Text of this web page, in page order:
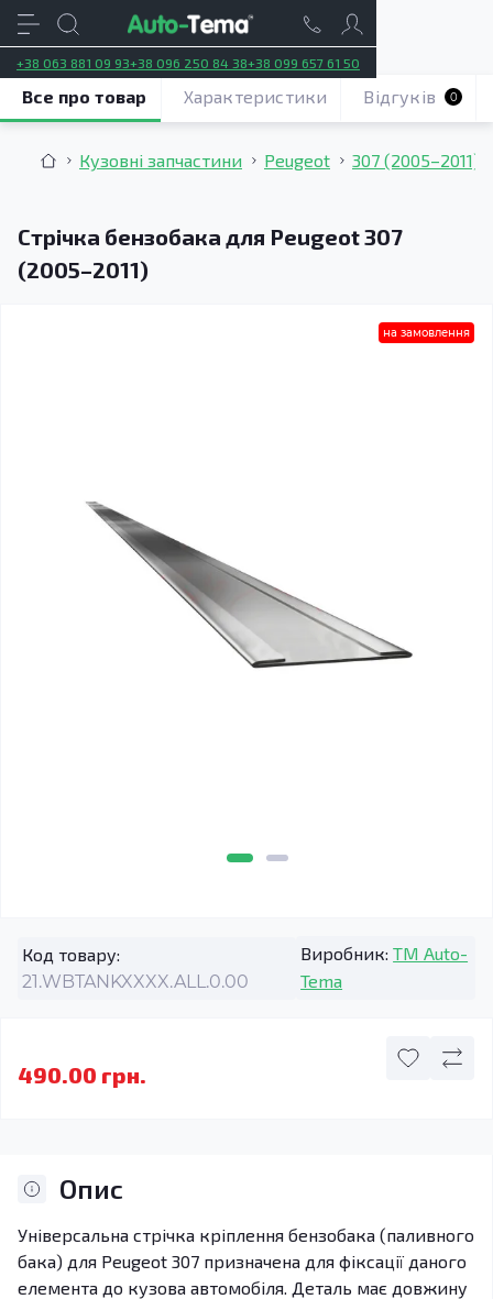
+38 063 881 09 93+38 096 250 84 38+38 099 657 61 50
Кузовні запчастини Peugeot 307 (2005–2011)
Стрічка бензобака для Peugeot 307
(2005–2011)
Все про товар Характеристики Відгуків 0
на замовлення
Код товару:
21.WBTANKXXXX.ALL.0.00
Виробник: TM Auto-
Tema
490.00 грн.
Опис
Універсальна стрічка кріплення бензобака (паливного
бака) для Peugeot 307 призначена для фіксації даного
елемента до кузова автомобіля. Деталь має довжину